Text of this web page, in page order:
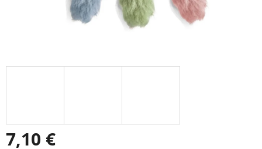
7,10 €